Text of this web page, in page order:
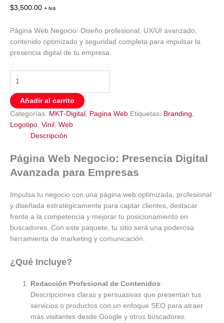
$3,500.00 + iva
Página Web Negocio: Diseño profesional, UX/UI avanzado,
contenido optimizado y seguridad completa para impulsar la
presencia digital de tu empresa.
Negocio:
Presencia
Digital
Avanzada
cantidad
Añadir al carrito
Categorías: MKT-Digital Pagina Web Etiquetas: Branding
Logotipo Vinil Web
Descripción
Página Web Negocio: Presencia Digital
Avanzada para Empresas
Impulsa tu negocio con una página web optimizada, profesional
y diseñada estratégicamente para captar clientes, destacar
frente a la competencia y mejorar tu posicionamiento en
buscadores. Con este paquete, tu sitio será una poderosa
herramienta de marketing y comunicación.
¿Qué Incluye?
Redacción Profesional de Contenidos:
Descripciones claras y persuasivas que presentan tus
servicios o productos con un enfoque SEO para atraer
más visitantes desde Google y otros buscadores.